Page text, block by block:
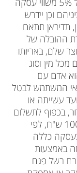
וכן יידרש
תדיראן תתאם
ההובלה של
שלם, באריזתו
מכל מין וסוג
אדם עם
המשתמש לבטל
עשייתה או
בכפוף לתשלום
דמי ביטול בסך 5% משווי העסקה או 100 ש"ח, לפי
כללה
באמצעות
בשל פגם